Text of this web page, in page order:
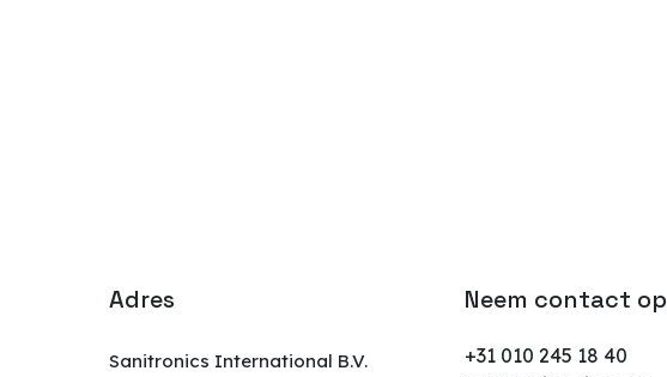
Adres
Sanitronics International B.V.
Neem contact op
+31 010 245 18 40